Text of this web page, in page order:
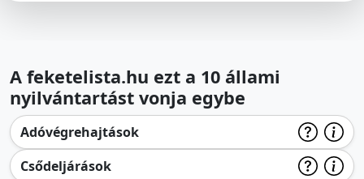
A feketelista.hu ezt a 10 állami
nyilvántartást vonja egybe
Adóvégrehajtások
Csődeljárások